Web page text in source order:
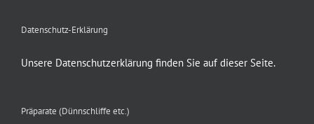
Datenschutz-Erklärung
Unsere Datenschutzerklärung finden Sie auf dieser Seite.
Präparate (Dünnschliffe etc.)